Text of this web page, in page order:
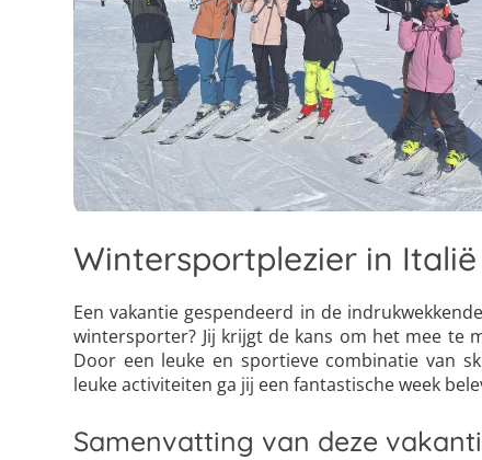
Wintersportplezier in Italië
Een vakantie gespendeerd in de
wintersporter? Jij krijgt de kans om het mee te
Door een leuke en sportieve combinatie van
leuke activiteiten ga jij een fantastische week
Samenvatting van deze